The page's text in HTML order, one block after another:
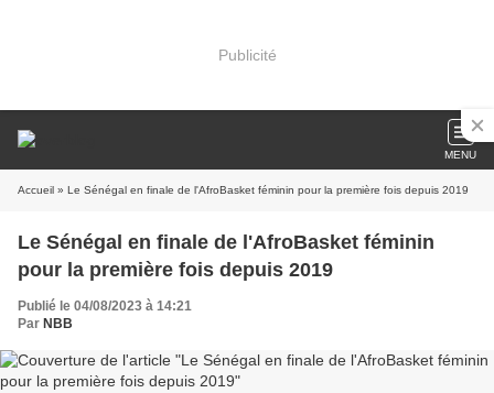
Publicité
MENU
Accueil » Le Sénégal en finale de l'AfroBasket féminin pour la première fois depuis 2019
Le Sénégal en finale de l'AfroBasket féminin
pour la première fois depuis 2019
Publié le 04/08/2023 à 14:21
Par NBB